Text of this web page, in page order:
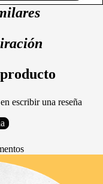
escribir una reseña